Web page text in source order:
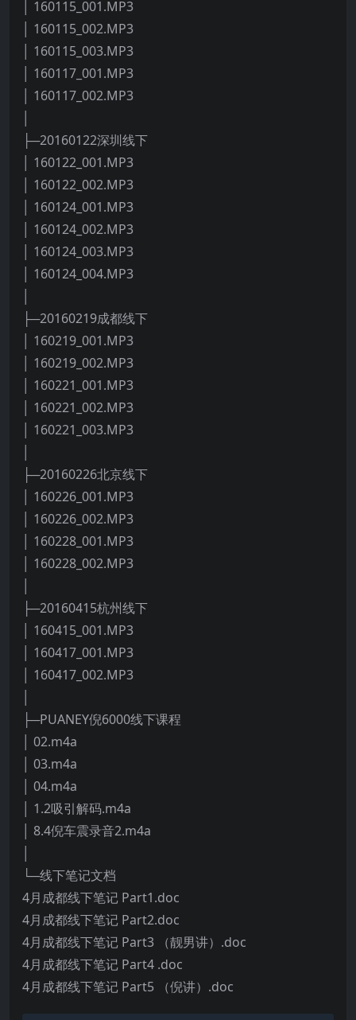
│ 160115_001.MP3
│ 160115_002.MP3
│ 160115_003.MP3
│ 160117_001.MP3
│ 160117_002.MP3
├─20160122深圳线下
│ 160122_001.MP3
│ 160122_002.MP3
│ 160124_001.MP3
│ 160124_002.MP3
│ 160124_003.MP3
│ 160124_004.MP3
├─20160219成都线下
│ 160219_001.MP3
│ 160219_002.MP3
│ 160221_001.MP3
│ 160221_002.MP3
│ 160221_003.MP3
├─20160226北京线下
│ 160226_001.MP3
│ 160226_002.MP3
│ 160228_001.MP3
│ 160228_002.MP3
├─20160415杭州线下
│ 160415_001.MP3
│ 160417_001.MP3
│ 160417_002.MP3
├─PUANEY倪6000线下课程
│ 02.m4a
│ 03.m4a
│ 04.m4a
│ 1.2吸引解码.m4a
│ 8.4倪车震录音2.m4a
└─线下笔记文档
4月成都线下笔记 Part1.doc
4月成都线下笔记 Part2.doc
4月成都线下笔记 Part3 （靓男讲）.doc
4月成都线下笔记 Part4 .doc
4月成都线下笔记 Part5 （倪讲）.doc